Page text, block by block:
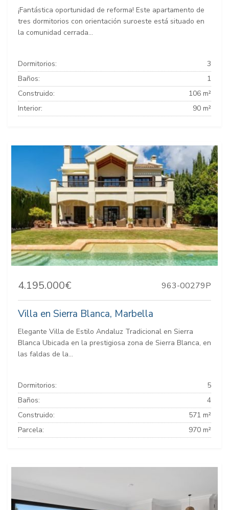
¡Fantástica oportunidad de reforma! Este apartamento de
tres dormitorios con orientación suroeste está situado en
la comunidad cerrada...
Dormitorios:
3
Baños:
1
Construido:
106 m²
Interior:
90 m²
4.195.000€ 963-00279P
Villa en Sierra Blanca, Marbella
Elegante Villa de Estilo Andaluz Tradicional en Sierra
Blanca Ubicada en la prestigiosa zona de Sierra Blanca, en
las faldas de la...
Dormitorios:
5
Baños:
4
Construido:
571 m²
Parcela:
970 m²